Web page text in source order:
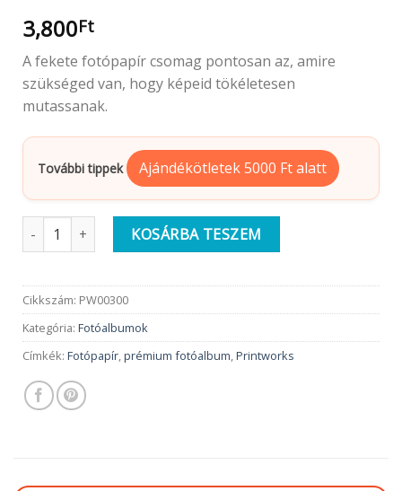
3,800Ft
A fekete fotópapír csomag pontosan az, amire
szükséged van, hogy képeid tökéletesen
mutassanak.
További tippek Ajándékötletek 5000 Ft alatt
Printworks Prémium Fotópapír, fekete, 10 db S | utántöltő
KOSÁRBA TESZEM
Cikkszám: PW00300
Kategória: Fotóalbumok
Címkék: Fotópapír,prémium fotóalbum,Printworks